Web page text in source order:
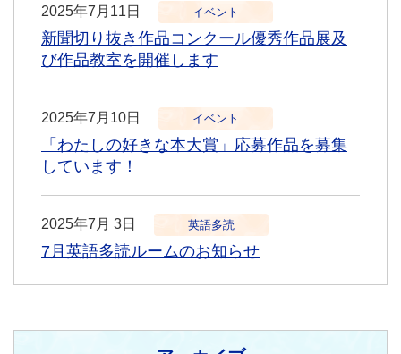
2025年7月11日 イベント
新聞切り抜き作品コンクール優秀作品展及
び作品教室を開催します
2025年7月10日 イベント
「わたしの好きな本大賞」応募作品を募集
しています！
2025年7月 3日 英語多読
7月英語多読ルームのお知らせ